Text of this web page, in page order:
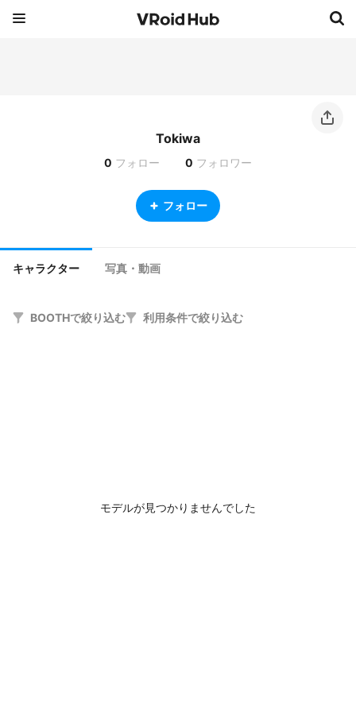
Tokiwa
0 フォロー 0 フォロワー
フォロー
キャラクター 写真・動画
BOOTHで絞り込む 利用条件で絞り込む
モデルが見つかりませんでした